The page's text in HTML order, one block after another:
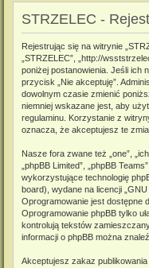
STRZELEC -
Rejestrując się na witrynie
„STRZELEC”, „http://
poniżej postanowienia. Jeśli ich
przycisk „Nie akceptuję”.
dowolnym czasie zmienić
niemniej wskazane jest, aby
regulaminu. Korzystanie z
oznacza, że akceptujesz te
Nasze fora zwane też „one”,
„phpBB Limited”, „phpBB
wykorzystujące technologię
board), wydane na licencji „ GNU
Oprogramowanie jest dostępne
Oprogramowanie phpBB tylko
kontrolują tekstów
informacji o phpBB można
Akceptujesz zakaz